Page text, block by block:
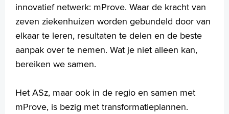
innovatief netwerk: mProve. Waar de kracht van
zeven ziekenhuizen worden gebundeld door van
elkaar te leren, resultaten te delen en de beste
aanpak over te nemen. Wat je niet alleen kan,
bereiken we samen.
Het ASz, maar ook in de regio en samen met
mProve, is bezig met transformatieplannen.